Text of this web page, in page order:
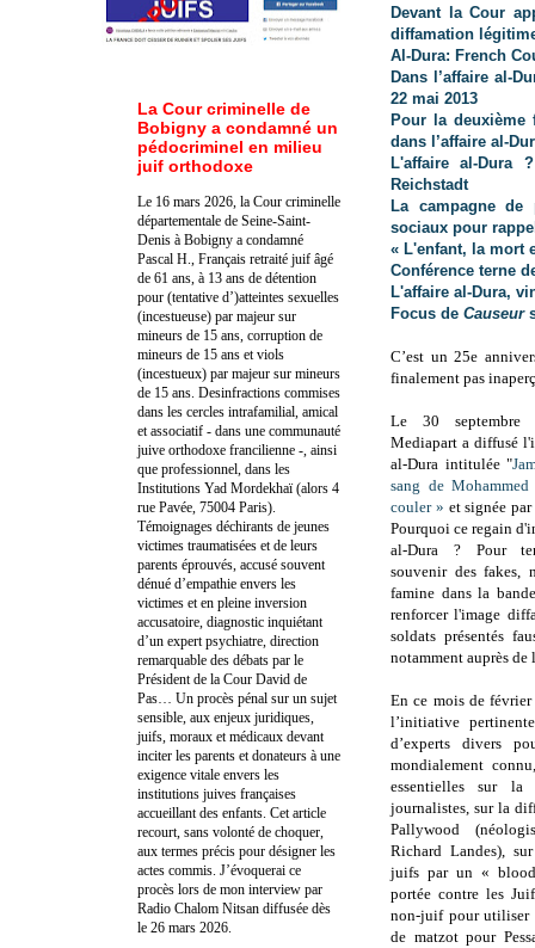
Devant la Cour
diffamation
Al-Dura: French
Dans l’affaire al-
22 mai 2013
Pour la deuxième
dans l’affaire al-
L'affaire al-Dura
Reichstadt
La campagne
sociaux pour
« L'enfant, la mort
Conférence terne
L'affaire al-Dura,
Focus de Causeur
C’est un 25e
finalement pas
Le 30 septembre
Mediapart a diffusé
al-Dura intitulée "
sang de
couler » et signée
Pourquoi ce regain
al-Dura ? Pour
souvenir des fakes,
famine dans la
renforcer l'image
soldats présentés
notamment auprès
En ce mois de
l’initiative
d’experts divers
mondialement
essentielles sur la
journalistes, sur la
Pallywood
Richard Landes),
juifs par un «
portée contre les
non-juif pour utiliser
de matzot pour
La Cour criminelle de
Bobigny a condamné un
pédocriminel en milieu
juif orthodoxe
Le 16 mars 2026, la Cour criminelle
départementale de Seine-Saint-
Denis à Bobigny a condamné
Pascal H., Français retraité juif âgé
de 61 ans, à 13 ans de détention
pour (tentative d’)atteintes sexuelles
(incestueuse) par majeur sur
mineurs de 15 ans, corruption de
mineurs de 15 ans et viols
(incestueux) par majeur sur mineurs
de 15 ans. Desinfractions commises
dans les cercles intrafamilial, amical
et associatif - dans une communauté
juive orthodoxe francilienne -, ainsi
que professionnel, dans les
Institutions Yad Mordekhaï (alors 4
rue Pavée, 75004 Paris).
Témoignages déchirants de jeunes
victimes traumatisées et de leurs
parents éprouvés, accusé souvent
dénué d’empathie envers les
victimes et en pleine inversion
accusatoire, diagnostic inquiétant
d’un expert psychiatre, direction
remarquable des débats par le
Président de la Cour David de
Pas… Un procès pénal sur un sujet
sensible, aux enjeux juridiques,
juifs, moraux et médicaux devant
inciter les parents et donateurs à une
exigence vitale envers les
institutions juives françaises
accueillant des enfants. Cet article
recourt, sans volonté de choquer,
aux termes précis pour désigner les
actes commis. J’évoquerai ce
procès lors de mon interview par
Radio Chalom Nitsan diffusée dès
le 26 mars 2026.